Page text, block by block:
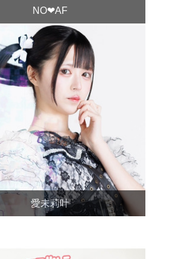
NO❤︎AF
愛未莉叶